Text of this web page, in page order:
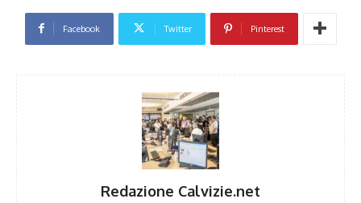
Facebook Twitter Pinterest
Redazione Calvizie.net